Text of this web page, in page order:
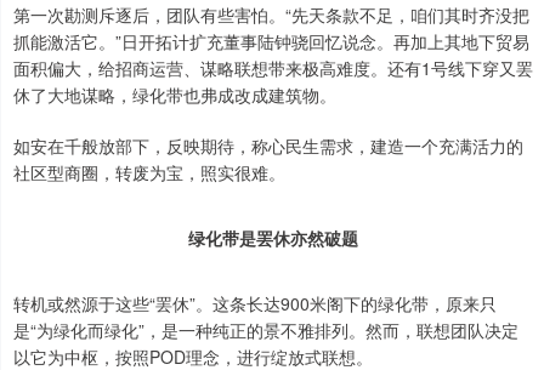
第一次勘测斥逐后，团队有些害怕。“先天条款不足，咱们其时齐没把
抓能激活它。”日开拓计扩充董事陆钟骁回忆说念。再加上其地下贸易
面积偏大，给招商运营、谋略联想带来极高难度。还有1号线下穿又罢
休了大地谋略，绿化带也弗成改成建筑物。
如安在千般放部下，反映期待，称心民生需求，建造一个充满活力的
社区型商圈，转废为宝，照实很难。
绿化带是罢休亦然破题
转机或然源于这些“罢休”。这条长达900米阁下的绿化带，原来只
是“为绿化而绿化”，是一种纯正的景不雅排列。然而，联想团队决定
以它为中枢，按照POD理念，进行绽放式联想。